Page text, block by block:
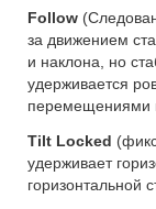
Follow
за движением
и наклона, но
удерживается
перемещениями
Tilt Locked
удерживает
горизонтальной